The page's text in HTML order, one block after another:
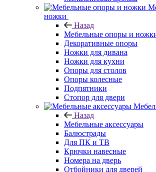
ножки
Назад
Мебельные опоры и
Декоративные опоры
Ножки для дивана
Ножки для кухни
Опоры для столов
Опоры колесные
Подпятники
Стопор для двери
Назад
Мебельные аксессуары
Балюстрады
Для ПК и ТВ
Крючки навесные
Номера на дверь
Отбойники для дверей